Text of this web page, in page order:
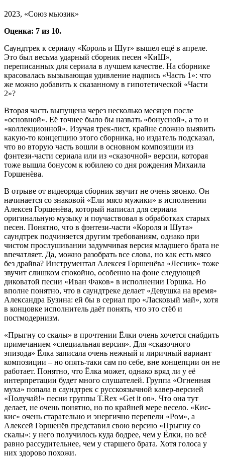
2023, «Союз мьюзик»
Оценка: 7 из 10.
Саундтрек к сериалу «Король и Шут» вышел ещё в апреле.
Это был весьма ударный сборник песен «КиШ»,
переписанных для сериала в лучшем качестве. На сборнике
красовалась вызывающая удивление надпись «Часть 1»: что
же можно добавить к сказанному в гипотетической «Части
2»?
Вторая часть выпущена через несколько месяцев после
«основной». Её точнее было бы назвать «бонусной», а то и
«коллекционной». Изучая трек-лист, крайне сложно выявить
какую-то концепцию этого сборника, но издатель подсказал,
что во вторую часть вошли в основном композиции из
фэнтези-части сериала или из «сказочной» версии, которая
тоже вышла бонусом к юбилею со дня рождения Михаила
Горшенёва.
В отрыве от видеоряда сборник звучит не очень звонко. Он
начинается со знаковой «Ели мясо мужики» в исполнении
Алексея Горшенёва, который написал для сериала
оригинальную музыку и поучаствовал в обработках старых
песен. Понятно, что в фэнтези-части «Короля и Шута»
саундтрек подчиняется другим требованиям, однако при
чистом прослушивании задумчивая версия младшего брата не
впечатляет. Да, можно разобрать все слова, но как есть мясо
без драйва? Инструментал Алексея Горшенёва «Лесник» тоже
звучит слишком спокойно, особенно на фоне следующей
диковатой песни «Иван Факов» в исполнении Горшка. Но
вполне понятно, что в саундтреке делает «Девушка на время»
Александра Бузина: ей бы в сериал про «Ласковый май», хотя
в концовке исполнитель даёт понять, что это стёб и
постмодернизм.
«Прыгну со скалы» в прочтении Ёлки очень хочется снабдить
примечанием «специальная версия». Для «сказочного
эпизода» Ёлка записала очень нежный и лиричный вариант
композиции – но опять-таки сам по себе, вне концепции он не
работает. Понятно, что Ёлка может, однако вряд ли у её
интерпретации будет много слушателей. Группа «Огненная
муха» попала в саундтрек с русскоязычной кавер-версией
«Получай!» песни группы T.Rex «Get it on». Что она тут
делает, не очень понятно, но по крайней мере весело. «Кис-
кис» очень старательно и энергично перепели «Ром», а
Алексей Горшенёв представил свою версию «Прыгну со
скалы»: у него получилось куда бодрее, чем у Ёлки, но всё
равно рассудительнее, чем у старшего брата. Хотя голоса у
них здорово похожи.